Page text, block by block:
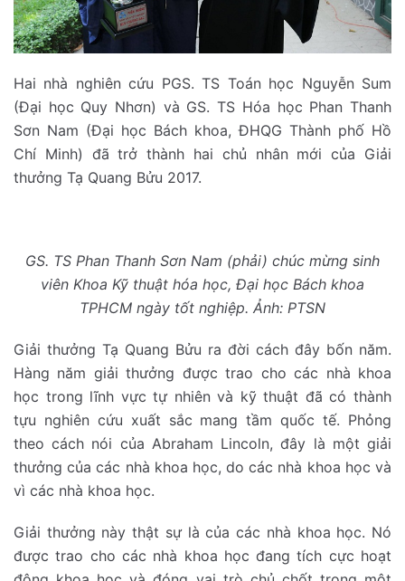
Hai nhà nghiên cứu PGS. TS Toán học Nguyễn Sum
(Đại học Quy Nhơn) và GS. TS Hóa học Phan Thanh
Sơn Nam (Đại học Bách khoa, ĐHQG Thành phố Hồ
Chí Minh) đã trở thành hai chủ nhân mới của Giải
thưởng Tạ Quang Bửu 2017.
GS. TS Phan Thanh Sơn Nam (phải) chúc mừng sinh
viên Khoa Kỹ thuật hóa học, Đại học Bách khoa
TPHCM ngày tốt nghiệp. Ảnh: PTSN
Giải thưởng Tạ Quang Bửu ra đời cách đây bốn năm.
Hàng năm giải thưởng được trao cho các nhà khoa
học trong lĩnh vực tự nhiên và kỹ thuật đã có thành
tựu nghiên cứu xuất sắc mang tầm quốc tế. Phỏng
theo cách nói của Abraham Lincoln, đây là một giải
thưởng của các nhà khoa học, do các nhà khoa học và
vì các nhà khoa học.
Giải thưởng này thật sự là của các nhà khoa học. Nó
được trao cho các nhà khoa học đang tích cực hoạt